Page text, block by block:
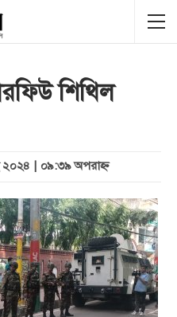
শিথিল
| ০৯:৩৯ অপরাহ্ণ